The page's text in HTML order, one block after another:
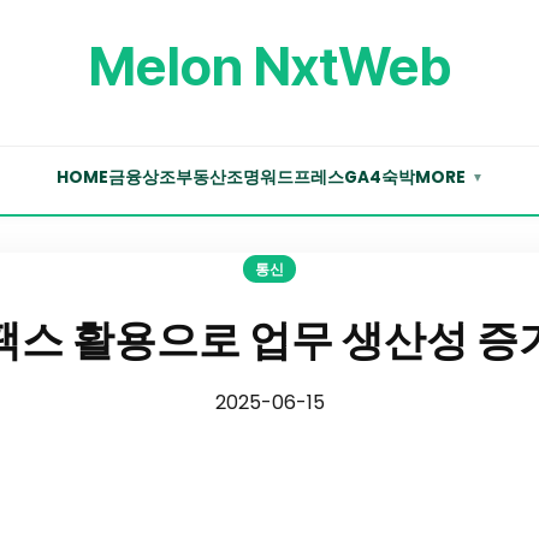
Melon NxtWeb
HOME금융상조부동산조명워드프레스GA4숙박MORE ▼
통신
스 활용으로 업무 생산성 증
2025-06-15